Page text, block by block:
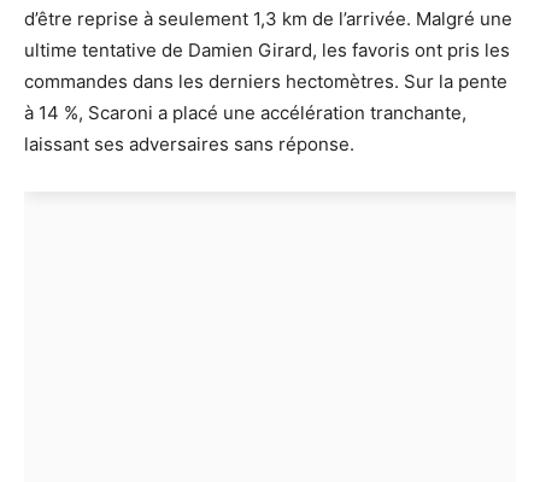
d’être reprise à seulement 1,3 km de l’arrivée. Malgré une
ultime tentative de Damien Girard, les favoris ont pris les
commandes dans les derniers hectomètres. Sur la pente
à 14 %, Scaroni a placé une accélération tranchante,
laissant ses adversaires sans réponse.